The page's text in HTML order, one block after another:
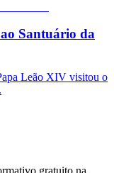
Santuário da
Leão XIV visitou o